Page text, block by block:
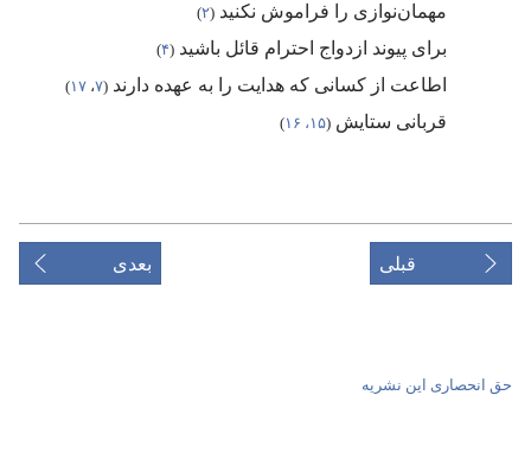
مهمان‌نوازی را فراموش نکنید ‏(‏۲‏)‏
برای پیوند ازدواج احترام قائل باشید ‏(‏۴‏)‏
اطاعت از کسانی که هدایت را به عهده دارند ‏(‏۷‏،‏ ۱۷‏)‏
قربانی ستایش ‏(‏۱۵،‏ ۱۶ ‏)‏
قبلی بعدی
حق انحصاری این نشریه